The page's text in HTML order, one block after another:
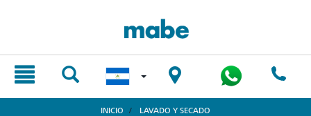
INICIO
LAVADO Y SECADO